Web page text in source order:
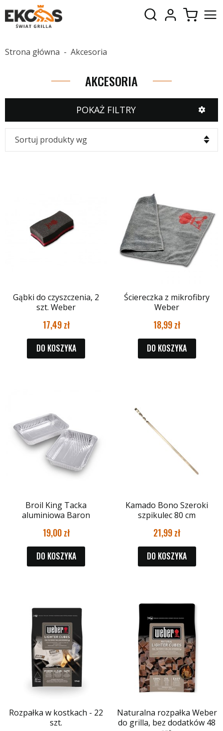
Strona główna Akcesoria
AKCESORIA
POKAŻ FILTRY
Sortuj produkty wg
Gąbki do czyszczenia, 2
szt. Weber
17,49
DO KOSZYKA
Ściereczka z mikrofibry
Weber
18,99
DO KOSZYKA
Broil King Tacka
aluminiowa Baron
19,00
DO KOSZYKA
Kamado Bono Szeroki
szpikulec 80 cm
21,99
DO KOSZYKA
Rozpałka w kostkach - 22
szt.
Naturalna rozpałka Weber
do grilla, bez dodatków 48